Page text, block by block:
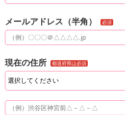
メールアドレス（半角） 必須
現在の住所 都道府県は必須